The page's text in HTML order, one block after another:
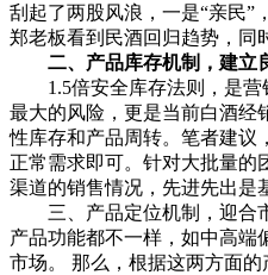
刮起了两股风浪，一是“亲民”
郑老板看到民酒回归趋势，同
二、产品库存机制，建立
1.5倍安全库存法则，是营
最大的风险，更是当前白酒经
性库存和产品周转。笔者建议
正常需求即可。针对大批量的
渠道的销售情况，先进先出是
三、产品定位机制，迎合市
产品功能都不一样，如中高端
市场。 那么，根据这两方面